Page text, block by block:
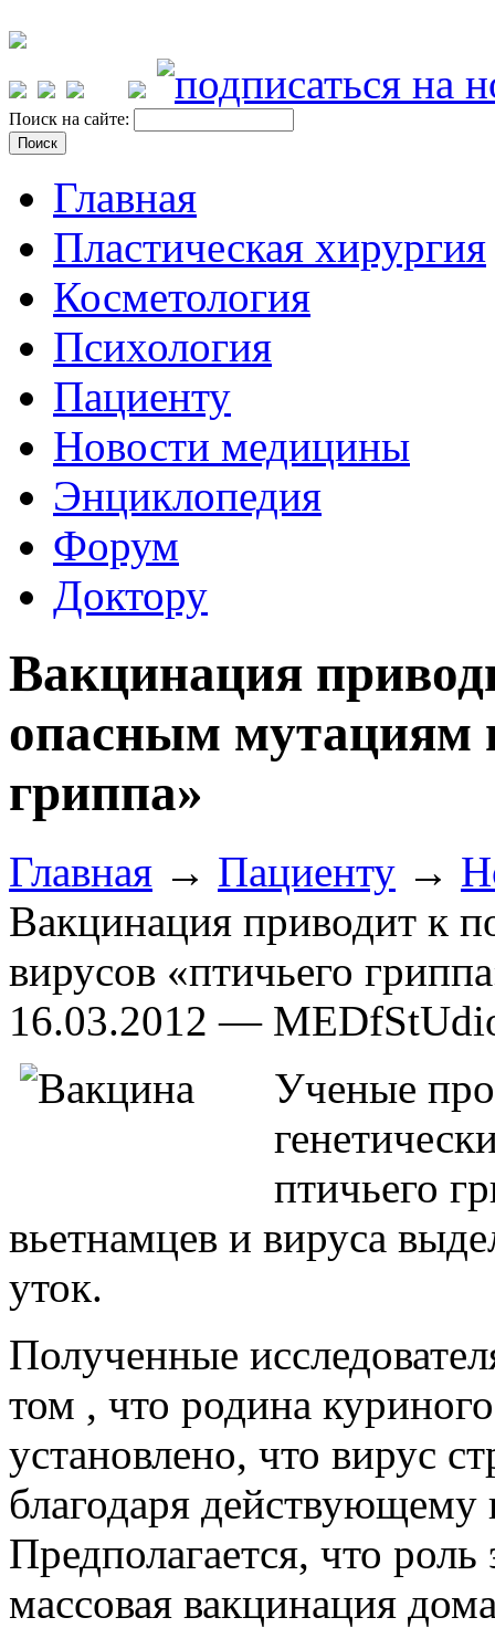
Поиск на сайте:
Главная
Пластическая хирургия
Косметология
Психология
Пациенту
Новости медицины
Энциклопедия
Форум
Доктору
Вакцинация
опасным мутациям
гриппа»
Главная → Пациенту →
Вакцинация приводит к
вирусов «птичьего
16.03.2012 —
Ученые
птичьего
вьетнамцев и вируса
уток.
Полученные
том , что родина
установлено, что вирус
благодаря действующему
Предполагается, что
массовая вакцинация